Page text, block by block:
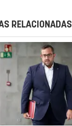
RELACIONADAS